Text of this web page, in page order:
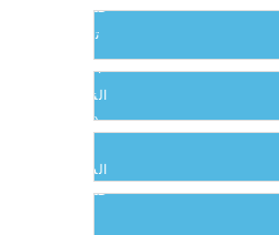
صناديق
تغليف
أعواد
النشر
(18)
الشموع
صندوق